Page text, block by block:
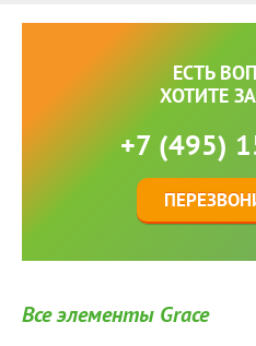
ЕСТЬ
ХОТИТЕ
+7 (495)
Все элементы Grace